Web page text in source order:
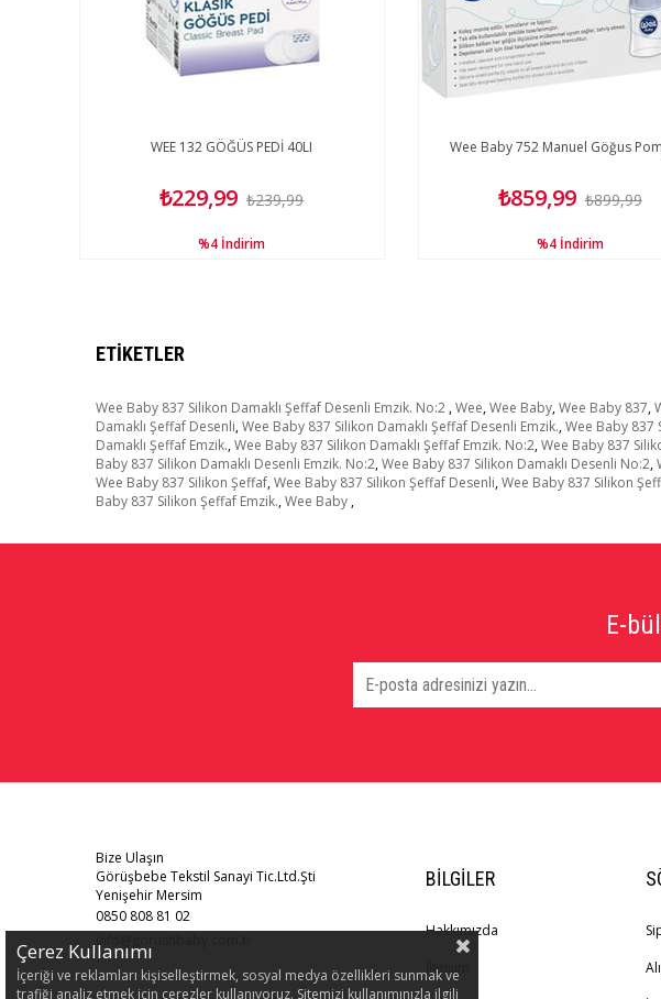
WEE 132 GÖĞÜS PEDİ 40LI
₺229,99 ₺239,99
%4 İndirim
Wee Baby 752 Manuel Göğus
₺859,99 ₺899,99
%4 İndirim
ETIKETLER
Wee Baby 837 Silikon Damaklı Şeffaf Desenli Emzik. No:2 ,Wee,Wee Baby,Wee Baby 837,
Damaklı Şeffaf Desenli,Wee Baby 837 Silikon Damaklı Şeffaf Desenli Emzik.,Wee Baby 837
Damaklı Şeffaf Emzik.,Wee Baby 837 Silikon Damaklı Şeffaf Emzik. No:2,Wee Baby 837
Baby 837 Silikon Damaklı Desenli Emzik. No:2,Wee Baby 837 Silikon Damaklı Desenli No:2,
Wee Baby 837 Silikon Şeffaf,Wee Baby 837 Silikon Şeffaf Desenli,Wee Baby 837 Silikon
Baby 837 Silikon Şeffaf Emzik.,Wee Baby ,
E-
Bize Ulaşın
Görüşbebe Tekstil Sanayi Tic.Ltd.Şti
Yenişehir Mersim
0850 808 81 02
BILGILER
Hakkımızda
İletişim
Çerez Kullanımı
İçeriği ve reklamları kişiselleştirmek, sosyal medya özellikleri sunmak ve
trafiği analiz etmek için çerezler kullanıyoruz. Sitemizi kullanımınızla ilgili